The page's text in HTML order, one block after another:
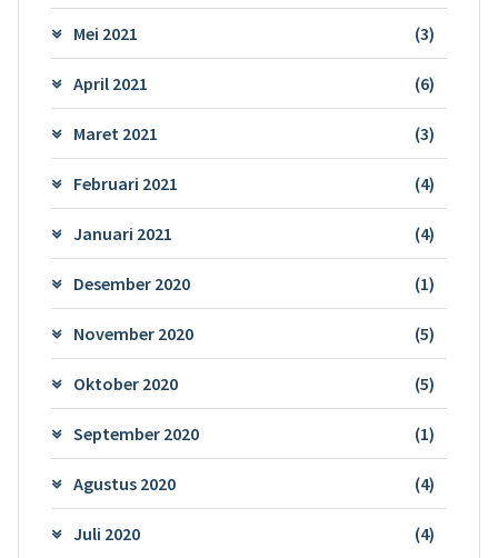
Mei 2021 (3)
April 2021 (6)
Maret 2021 (3)
Februari 2021 (4)
Januari 2021 (4)
Desember 2020 (1)
November 2020 (5)
Oktober 2020 (5)
September 2020 (1)
Agustus 2020 (4)
Juli 2020 (4)